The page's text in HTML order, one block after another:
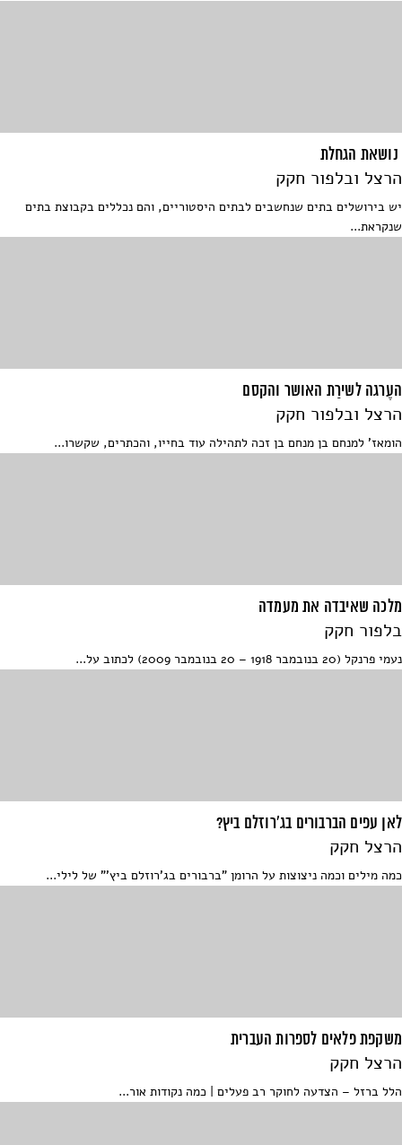
נושאת הגחלת
הרצל ובלפור חקק
יש בירושלים בתים שנחשבים לבתים היסטוריים, והם נכללים בקבוצת בתים
שנקראת...
העֶרגה לשירַת האושר והקסם
הרצל ובלפור חקק
הומאז' למנחם בן מנחם בן זכה לתהילה עוד בחייו, והכתרים, שקשרו...
מלכה שאיבדה את מעמדה
בלפור חקק
נעמי פרנקל (20 בנובמבר 1918 – 20 בנובמבר 2009) לכתוב על...
לאן עפים הברבורים בג'רוזלם ביץ?
הרצל חקק
כמה מילים וכמה ניצוצות על הרומן "ברבורים בג'רוזלם ביץ'" של לילי...
משקפת פלאים לספרות העברית
הרצל חקק
הלל ברזל – הצדעה לחוקר רב פעלים | כמה נקודות אור...